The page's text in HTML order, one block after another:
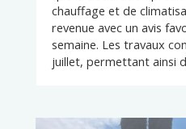
chauffage et de
revenue avec un avis
semaine. Les travaux
juillet, permettant ainsi